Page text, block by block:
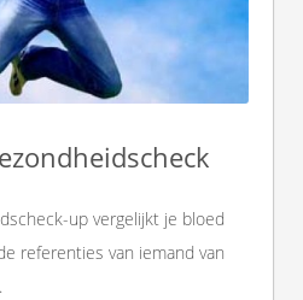
up vergelijkt je bloed
referenties van iemand van